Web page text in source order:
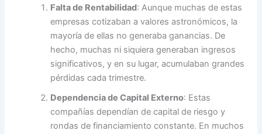
Falta de Rentabilidad: Aunque muchas de estas
empresas cotizaban a valores astronómicos, la
mayoría de ellas no generaba ganancias. De
hecho, muchas ni siquiera generaban ingresos
significativos, y en su lugar, acumulaban grandes
pérdidas cada trimestre.
Dependencia de Capital Externo: Estas
compañías dependían de capital de riesgo y
rondas de financiamiento constante. En muchos